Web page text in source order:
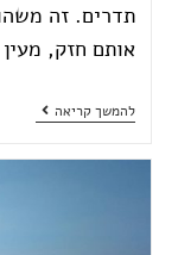
תדרים. זה
אותם חזק,
להמשך קריאה